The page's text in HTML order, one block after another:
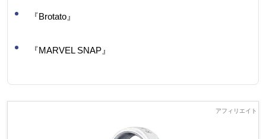
『Brotato』
『MARVEL SNAP』